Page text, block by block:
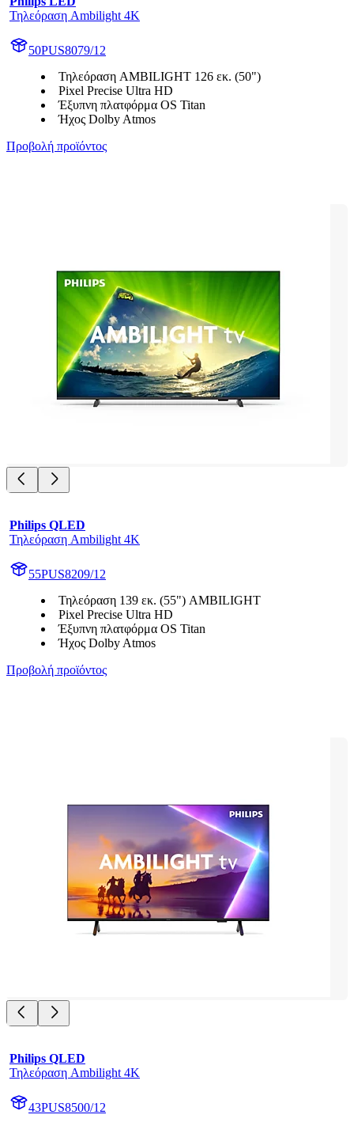
Τηλεόραση Ambilight 4K
50PUS8079/12
Τηλεόραση AMBILIGHT 126 εκ. (50")
Pixel Precise Ultra HD
Έξυπνη πλατφόρμα OS Titan
Ήχος Dolby Atmos
Προβολή προϊόντος
Philips QLED
Τηλεόραση Ambilight 4K
55PUS8209/12
Τηλεόραση 139 εκ. (55") AMBILIGHT
Pixel Precise Ultra HD
Έξυπνη πλατφόρμα OS Titan
Ήχος Dolby Atmos
Προβολή προϊόντος
Philips QLED
Τηλεόραση Ambilight 4K
43PUS8500/12